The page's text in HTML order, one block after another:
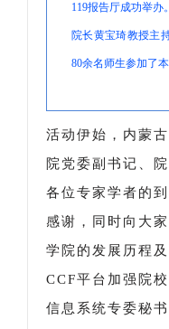
119报告厅成功举办
院长黄宝琦教授主
80余名师生参加了本
活动伊始，内蒙
院党委副书记、
各位专家学者的
感谢，同时向大
学院的发展历程
CCF平台加强院
信息系统专委秘